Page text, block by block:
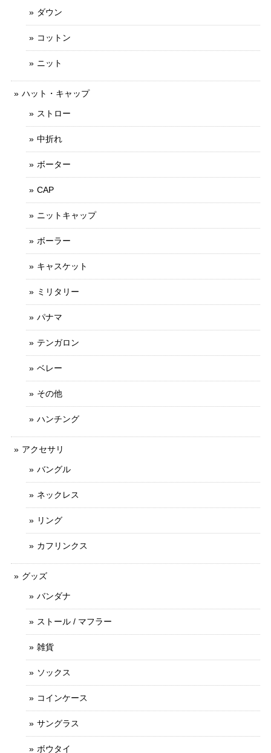
ダウン
コットン
ニット
ハット・キャップ
ストロー
中折れ
ボーター
CAP
ニットキャップ
ボーラー
キャスケット
ミリタリー
パナマ
テンガロン
ベレー
その他
ハンチング
アクセサリ
バングル
ネックレス
リング
カフリンクス
グッズ
バンダナ
ストール / マフラー
雑貨
ソックス
コインケース
サングラス
ボウタイ